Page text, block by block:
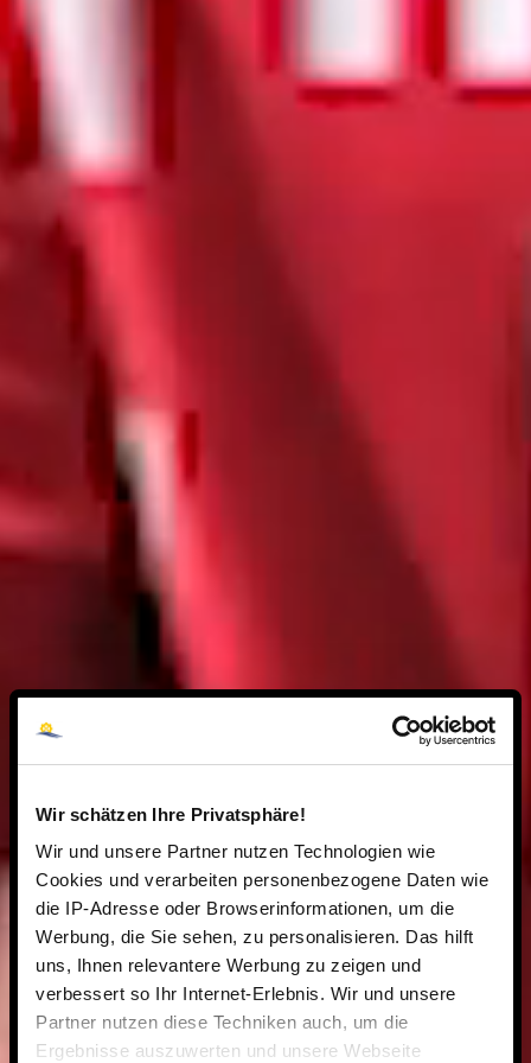
Wir schätzen Ihre Privatsphäre!
Wir und unsere Partner nutzen Technologien wie
Cookies und verarbeiten personenbezogene Daten wie
die IP-Adresse oder Browserinformationen, um die
Werbung, die Sie sehen, zu personalisieren. Das hilft
uns, Ihnen relevantere Werbung zu zeigen und
verbessert so Ihr Internet-Erlebnis. Wir und unsere
Partner nutzen diese Techniken auch, um die
Ergebnisse auszuwerten und unsere Webseite